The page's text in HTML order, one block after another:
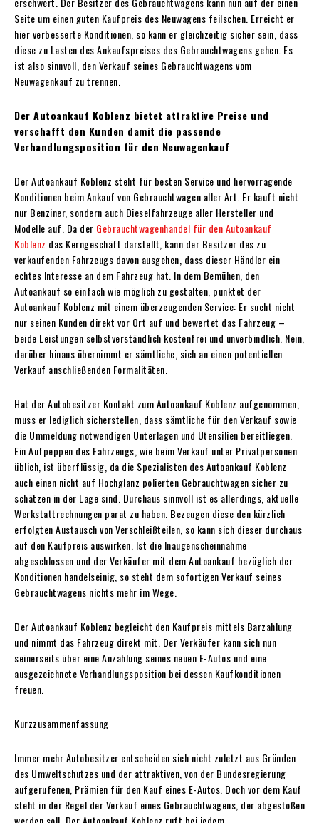
Seite um einen guten Kaufpreis des Neuwagens feilschen. Erreicht er
hier verbesserte Konditionen, so kann er gleichzeitig sicher sein, dass
diese zu Lasten des Ankaufspreises des Gebrauchtwagens gehen. Es
ist also sinnvoll, den Verkauf seines Gebrauchtwagens vom
Neuwagenkauf zu trennen.
Der Autoankauf Koblenz bietet attraktive Preise und
verschafft den Kunden damit die passende
Verhandlungsposition für den Neuwagenkauf
Der Autoankauf Koblenz steht für besten Service und hervorragende
Konditionen beim Ankauf von Gebrauchtwagen aller Art. Er kauft nicht
nur Benziner, sondern auch Dieselfahrzeuge aller Hersteller und
Modelle auf. Da der Gebrauchtwagenhandel für den Autoankauf
Koblenz das Kerngeschäft darstellt, kann der Besitzer des zu
verkaufenden Fahrzeugs davon ausgehen, dass dieser Händler ein
echtes Interesse an dem Fahrzeug hat. In dem Bemühen, den
Autoankauf so einfach wie möglich zu gestalten, punktet der
Autoankauf Koblenz mit einem überzeugenden Service: Er sucht nicht
nur seinen Kunden direkt vor Ort auf und bewertet das Fahrzeug –
beide Leistungen selbstverständlich kostenfrei und unverbindlich. Nein,
darüber hinaus übernimmt er sämtliche, sich an einen potentiellen
Verkauf anschließenden Formalitäten.
Hat der Autobesitzer Kontakt zum Autoankauf Koblenz aufgenommen,
muss er lediglich sicherstellen, dass sämtliche für den Verkauf sowie
die Ummeldung notwendigen Unterlagen und Utensilien bereitliegen.
Ein Aufpeppen des Fahrzeugs, wie beim Verkauf unter Privatpersonen
üblich, ist überflüssig, da die Spezialisten des Autoankauf Koblenz
auch einen nicht auf Hochglanz polierten Gebrauchtwagen sicher zu
schätzen in der Lage sind. Durchaus sinnvoll ist es allerdings, aktuelle
Werkstattrechnungen parat zu haben. Bezeugen diese den kürzlich
erfolgten Austausch von Verschleißteilen, so kann sich dieser durchaus
auf den Kaufpreis auswirken. Ist die Inaugenscheinnahme
abgeschlossen und der Verkäufer mit dem Autoankauf bezüglich der
Konditionen handelseinig, so steht dem sofortigen Verkauf seines
Gebrauchtwagens nichts mehr im Wege.
Der Autoankauf Koblenz begleicht den Kaufpreis mittels Barzahlung
und nimmt das Fahrzeug direkt mit. Der Verkäufer kann sich nun
seinerseits über eine Anzahlung seines neuen E-Autos und eine
ausgezeichnete Verhandlungsposition bei dessen Kaufkonditionen
freuen.
Kurzzusammenfassung
Immer mehr Autobesitzer entscheiden sich nicht zuletzt aus Gründen
des Umweltschutzes und der attraktiven, von der Bundesregierung
aufgerufenen, Prämien für den Kauf eines E-Autos. Doch vor dem Kauf
steht in der Regel der Verkauf eines Gebrauchtwagens, der abgestoßen